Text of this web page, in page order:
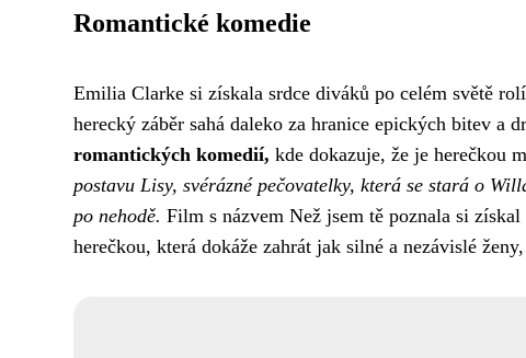
Romantické komedie
Emilia Clarke si získala srdce diváků po celém světě
herecký záběr sahá daleko za hranice epických bitev a
romantických komedií, kde dokazuje, že je herečkou
postavu Lisy, svérázné pečovatelky, která se stará o
po nehodě. Film s názvem Než jsem tě poznala si
herečkou, která dokáže zahrát jak silné a nezávislé